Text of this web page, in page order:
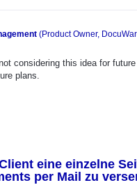
(Product Owner,
considering this idea for
plans.
eine einzelne
per Mail zu